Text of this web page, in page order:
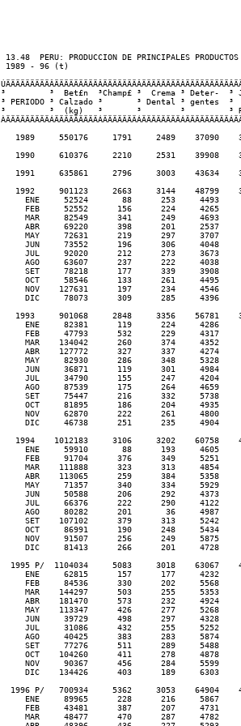
13.48  PERU: PRODUCCION DE PRINCIPALES PRODUCTOS
1989 - 96 (t)
³         ³  Bet£n  ³Champ£ ³  Crema ³ Deter-  ³
³ PERIODO ³ Calzado ³       ³ Dental ³
³         ³  (kg)   ³       ³        ³         ³ Ropa
1989     550176     1791     2489    37090
1990     610376     2210     2531    39908
1991     635861     2796     3003    43634
1992     901123     2663     3144    48799
ENE     52524       88      253     4493
FEB     52552      156      224     4265
MAR     82549      341      249     4693
ABR     69220      398      201     2537
MAY     72631      219      297     3707
JUN     73552      196      306     4048
JUL     92020      212      273     3673
AGO     63607      237      222     4038
SET     78218      177      339     3908
OCT     58546      133      261     4495
NOV    127631      197      234     4546
DIC     78073      309      285     4396
1993     901068     2848     3356    56781
ENE     82381      119      224     4286
FEB     47793      532      229     4317
MAR    134042      260      374     4352
ABR    127772      327      337     4274
MAY     82930      286      348     5328
JUN     36871      119      301     4984
JUL     34790      155      247     4204
AGO     87539      175      264     4659
SET     75447      216      332     5738
OCT     81895      186      204     4935
NOV     62870      222      261     4800
DIC     46738      251      235     4904
1994    1012183     3106     3202    60758
ENE     59910       88      193     4605
FEB     91704      376      349     5251
MAR    111888      323      313     4854
ABR    113065      259      384     5358
MAY     71357      340      334     5929
JUN     50588      206      292     4373
JUL     66376      222      290     4122
AGO     80282      201       36     4987
SET    107102      379      313     5242
OCT     86991      190      248     5434
NOV     91507      256      249     5875
DIC     81413      266      201     4728
1995 P/  1104034     5083     3018    63067
ENE     62815      157      177     4232
FEB     84536      330      202     5568
MAR    144297      503      255     5353
ABR    181470      573      232     4924
MAY    113347      426      277     5268
JUN     39729      498      297     4328
JUL     31086      432      255     5252
AGO     40425      383      283     5874
SET     77276      511      289     5488
OCT    104260      411      278     4878
NOV     90367      456      284     5599
DIC    134426      403      189     6303
1996 P/   700934     5362     3053    64904
ENE     89965      228      216     5867
FEB     43481      387      207     4731
MAR     48477      470      287     4782